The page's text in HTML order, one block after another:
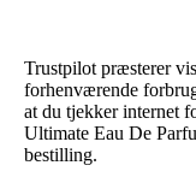
Trustpilot præsterer
forhenværende
at du tjekker internet
Ultimate Eau De
bestilling.